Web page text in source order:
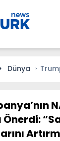
Dünya
Önerdi: